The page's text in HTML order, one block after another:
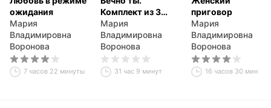
ожидания
Мария
Владимировна
Воронова
7 часов 22 минуты
Комплект из 3
книг Марии
Вороновой
Мария
Владимировна
Воронова
31 час 9 минут
приговор
Мария
Владимировна
Воронова
16 часов 30 минут